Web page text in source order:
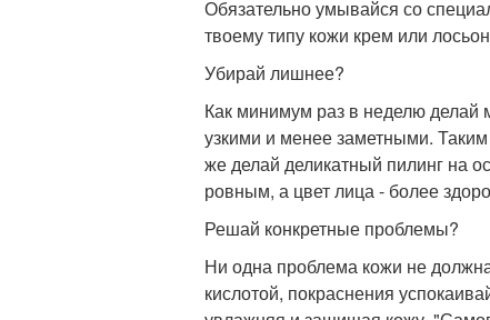
Обязательно умывайся со
твоему типу кожи крем или
Убирай лишнее?
Как минимум раз в неделю делай
узкими и менее заметными.
же делай деликатный пилинг на
ровным, а цвет лица - более
Решай конкретные проблемы?
Ни одна проблема кожи не
кислотой, покраснения